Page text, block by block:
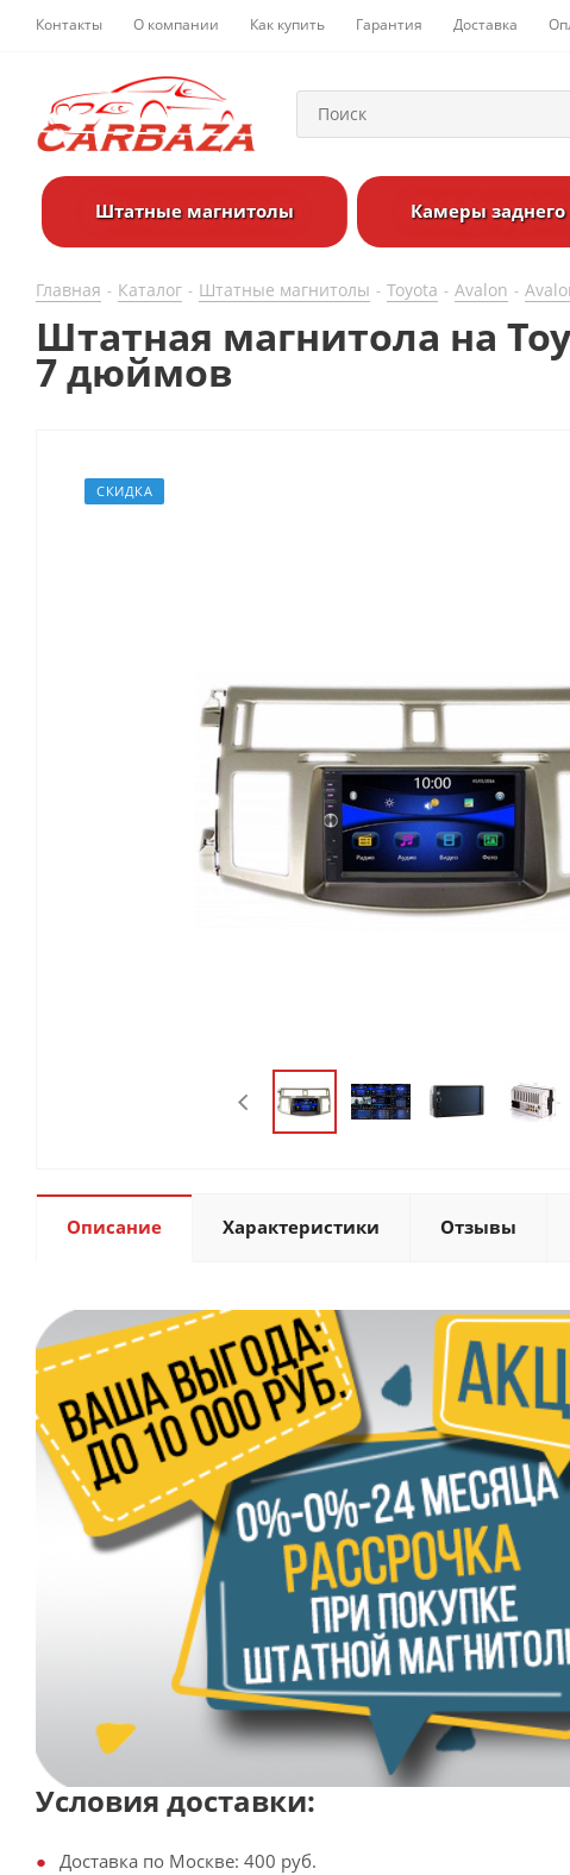
Контакты О компании Как купить Гарантия Доставка
Штатные магнитолы Камеры
Главная - Каталог - Штатные магнитолы - Toyota - Avalon -
Штатная магнитола на
7 дюймов
СКИДКА
Описание Характеристики Отзывы
Условия доставки:
Доставка по Москве: 400 руб.